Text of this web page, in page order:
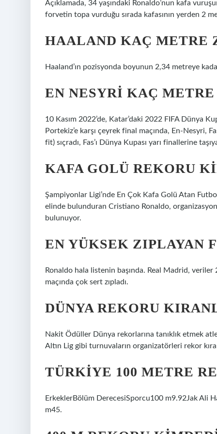
Açıklamada, 34 yaşındaki Ronaldo’nun kafa
forvetin topa vurduğu sırada kafasının yerden 2
HAALAND KAÇ METRE
Haaland’ın pozisyonda boyunun 2,34 metreye
EN NESYRI KAÇ
10 Kasım 2022’de, Katar’daki 2022 FIFA Dünya
Portekiz’e karşı çeyrek final maçında, En-Nesyri,
fit) sıçradı, Fas’ı Dünya Kupası yarı finallerine
KAFA GOLÜ REKORU
Şampiyonlar Ligi’nde En Çok Kafa Golü Atan
elinde bulunduran Cristiano Ronaldo,
bulunuyor.
EN YÜKSEK ZIPLAYAN
Ronaldo hala listenin başında. Real Madrid,
maçında çok sert zıpladı.
DÜNYA REKORU
Nakit Ödüller Dünya rekorlarına tanıklık etmek
Altın Lig gibi turnuvaların organizatörleri rekor
TÜRKIYE 100 METRE
ErkeklerBölüm DerecesiSporcu100 m9.92Jak Ali
m45.